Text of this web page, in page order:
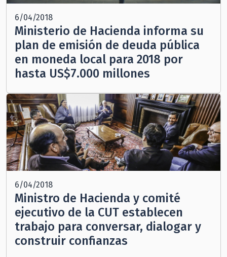
6/04/2018
Ministerio de Hacienda informa su
plan de emisión de deuda pública
en moneda local para 2018 por
hasta US$7.000 millones
6/04/2018
Ministro de Hacienda y comité
ejecutivo de la CUT establecen
trabajo para conversar, dialogar y
construir confianzas